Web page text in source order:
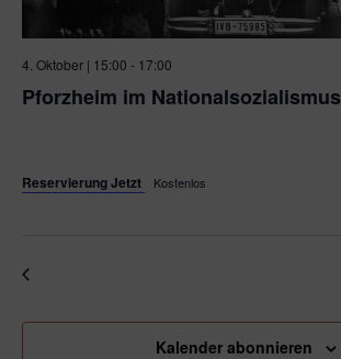
Pforzheim im Nationalsozialismus
4. Oktober | 15:00 - 17:00
Reservierung Jetzt Kostenlos
Kalender abonnieren